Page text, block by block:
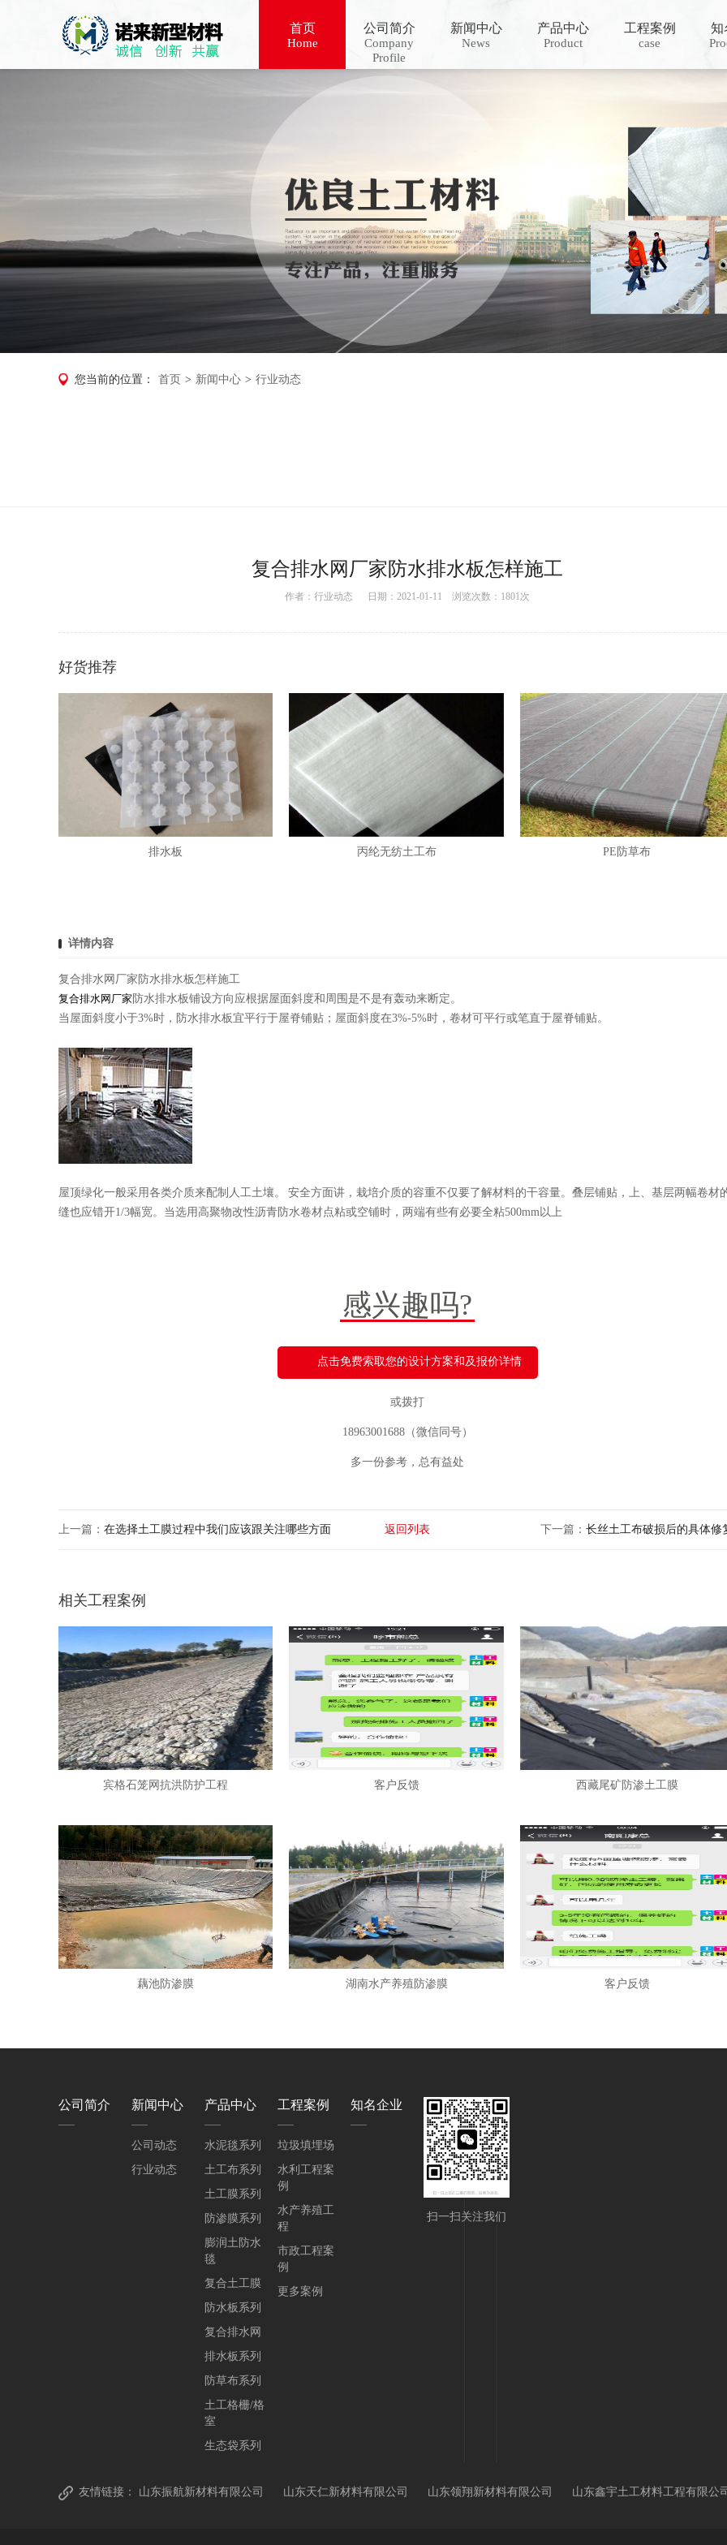
首页
Home
公司简介
Company
Profile
新闻中心
News
产品中心
Product
工程案例
case
知
您当前的位置： 首页 > 新闻中心 > 行业动态
复合排水网厂家防水排水板怎样施工
作者： 行业动态 日期：2021-01-11 浏览次数： 1801次
好货推荐
排水板 丙纶无纺土工布 PE防草布
详情内容
复合排水网厂家防水排水板怎样施工
复合排水网厂家 防水排水板铺设方向应根据屋面斜度和周围是不是有轰动来断定。
当屋面斜度小于3%时，防水排水板宜平行于屋脊铺贴；屋面斜度在3%-5%时，卷材可平行或笔直于屋脊铺贴。
屋顶绿化一般采用各类介质来配制人工土壤。 安全方面讲，栽培介质的容重不仅要了解材料的干容量。叠层铺贴，上、基层两幅卷材
缝也应错开1/3幅宽。当选用高聚物改性沥青防水卷材点粘或空铺时，两端有些有必要全粘500mm以上
感兴趣吗?
点击免费索取您的设计方案和及报价详情
或拨打
18963001688（微信同号）
多一份参考，总有益处
上一篇： 在选择土工膜过程中我们应该跟关注哪些方面 下一篇： 长丝土工布破损后的具体修
返回列表
相关工程案例
宾格石笼网抗洪防护工程 客户反馈 西藏尾矿防渗土工膜
藕池防渗膜 湖南水产养殖防渗膜 客户反馈
公司简介 新闻中心
公司动态
行业动态
产品中心
水泥毯系列
土工布系列
土工膜系列
防渗膜系列
膨润土防水
毯
复合土工膜
防水板系列
复合排水网
排水板系列
防草布系列
土工格栅/格
室
生态袋系列
工程案例
垃圾填埋场
水利工程案
例
水产养殖工
程
市政工程案
例
更多案例
知名企业
扫一扫关注我们
友情链接： 山东振航新材料有限公司 山东天仁新材料有限公司 山东领翔新材料有限公司
山东鑫宇土工材料工程有限公